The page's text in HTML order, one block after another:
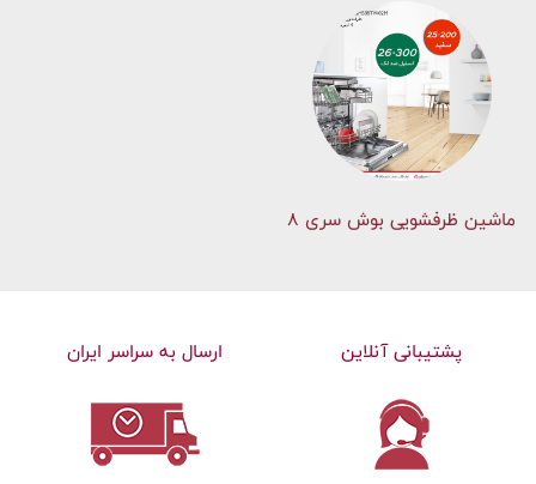
ماشین ظرفشویی بوش سری 8
پشتیبانی آنلاین ارسال به سراسر ایران